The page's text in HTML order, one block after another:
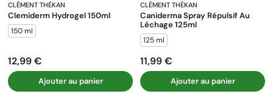
CLÉMENT THÉKAN
Clemiderm Hydrogel 150ml
150 ml
Prix
12,99 €
Ajouter au panier
CLÉMENT THÉKAN
Caniderma Spray Répulsif Au
Léchage 125ml
125 ml
Prix
11,99 €
Ajouter au panier